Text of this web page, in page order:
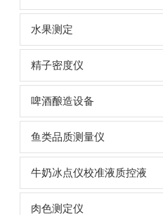
水果测定
精子密度仪
啤酒酿造设备
鱼类品质测量仪
牛奶冰点仪校准液质控液
肉色测定仪